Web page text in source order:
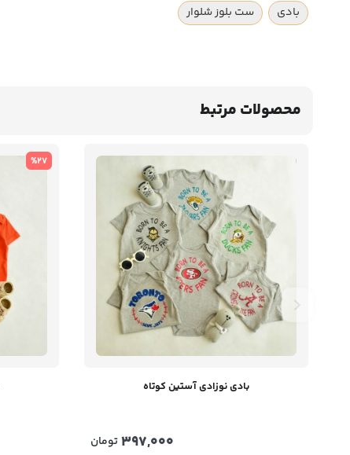
بادی
ست بلوز شلوار
محصولات مرتبط
بادی نوزادی آستین کوتاه
397,000 تومان
%27